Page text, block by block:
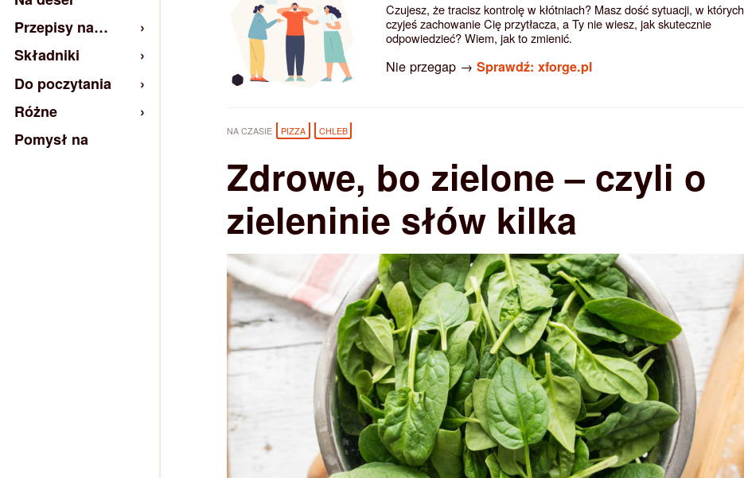
Czujesz, że tracisz kontrolę w kłótniach? Masz dość sytuacji, w których
czyjeś zachowanie Cię przytłacza, a Ty nie wiesz, jak skutecznie
odpowiedzieć? Wiem, jak to zmienić.
Nie przegap → Sprawdź: xforge.pl
NA CZASIE PIZZA CHLEB
Zdrowe, bo zielone – czyli o
zieleninie słów kilka
Przepisy na…
Składniki
Do poczytania
Różne
Pomysł na